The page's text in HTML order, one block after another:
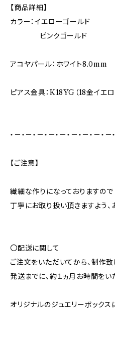
【商品詳細】
カラー：イエローゴールド
ピンクゴールド
アコヤパール：ホワイト8.0mm
ピアス金具：K18YG（18金イエロ
・－・－・－・－・－・－・－・－・－
【ご注意】
繊細な作りになっておりますので
丁寧にお取り扱い頂きますよう、
〇配送に関して
ご注文をいただいてから、制作致
発送までに、約１ヵ月お時間をい
オリジナルのジュエリーボックス